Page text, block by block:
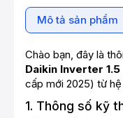
Mô tả sản phẩm
Chào bạn, đây là
Daikin Inverter
cấp mới 2025) từ
1. Thông số kỹ